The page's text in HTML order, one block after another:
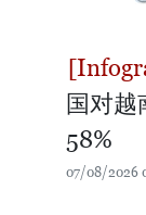
国对越
58%
07/08/2026